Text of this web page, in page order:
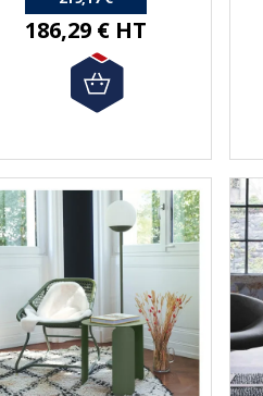
Sommier Coffre
Maximo - 12
coloris 3 tailles
Sommier-coffre Maximo
- réalisé parResistub
- fabriqué en France
tissus vous sont proposés
Lit
- lit
186,29 € HT